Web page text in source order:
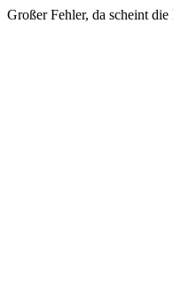
Großer Fehler, da scheint